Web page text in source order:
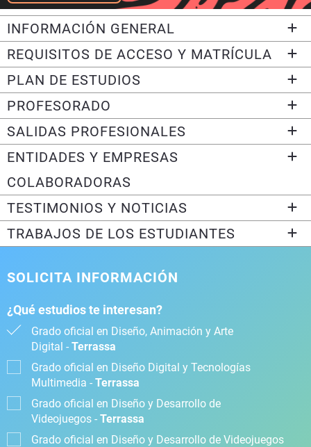
INFORMACIÓN GENERAL
REQUISITOS DE ACCESO Y MATRÍCULA
PLAN DE ESTUDIOS
PROFESORADO
SALIDAS PROFESIONALES
ENTIDADES Y EMPRESAS
COLABORADORAS
TESTIMONIOS Y NOTICIAS
TRABAJOS DE LOS ESTUDIANTES
SOLICITA INFORMACIÓN
¿Qué estudios te interesan?
Grado oficial en Diseño, Animación y Arte
Digital - Terrassa
Grado oficial en Diseño Digital y Tecnologías
Multimedia - Terrassa
Grado oficial en Diseño y Desarrollo de
Videojuegos - Terrassa
Grado oficial en Diseño y Desarrollo de Videojuegos